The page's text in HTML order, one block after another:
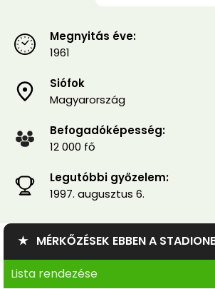
Megnyitás éve:
1961
Siófok
Magyarország
Befogadóképesség:
12 000 fő
Legutóbbi győzelem:
1997. augusztus 6.
★ MÉRKŐZÉSEK EBBEN A
Lista rendezése